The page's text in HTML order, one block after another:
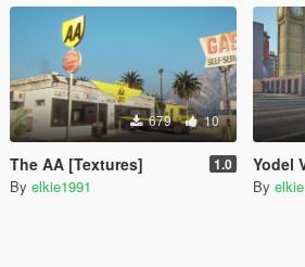
679 10
The AA [Textures] 1.0
By elkie1991
Yodel
By